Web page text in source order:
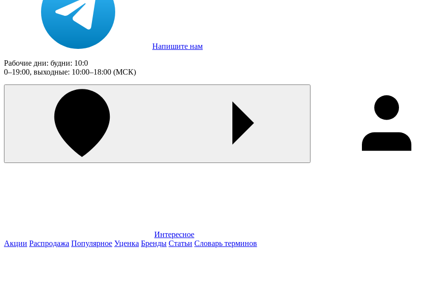
Напишите нам
Рабочие дни: будни: 10:0
0–19:00, выходные: 10:00–18:00 (МСК)
Интересное
Акции Распродажа Популярное Уценка Бренды Статьи Словарь терминов